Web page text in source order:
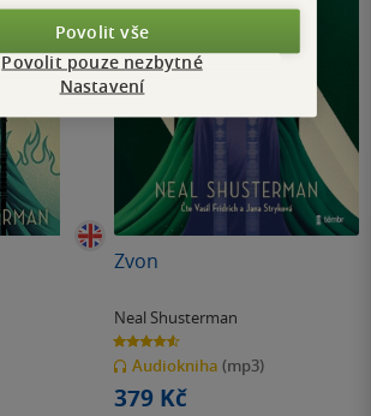
Zvon
Neal Shusterman
4.6
z
5
hvězdiček
Audiokniha (mp3)
379 Kč
Povolit vše
Povolit pouze nezbytné
Nastavení